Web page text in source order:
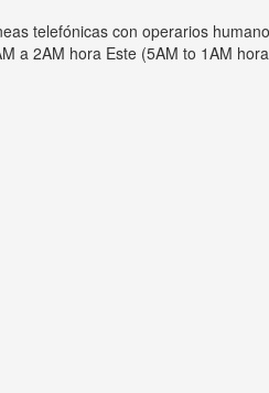
telefónicas con operarios
a 2AM hora Este (5AM to 1AM